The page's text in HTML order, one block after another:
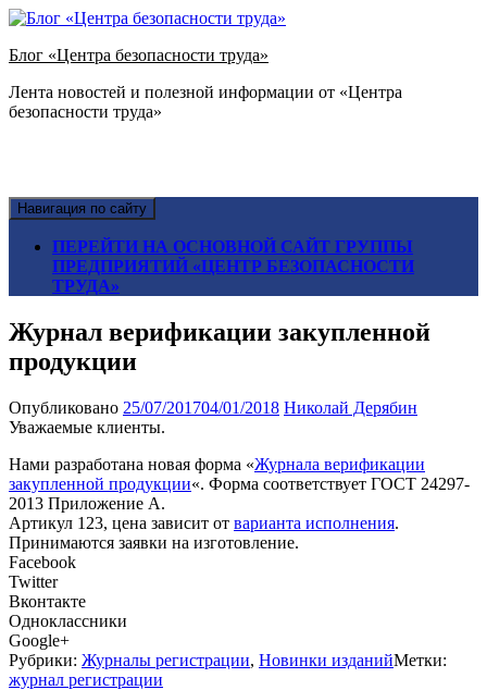
Блог «Центра безопасности труда»
Лента новостей и полезной информации от «Центра
безопасности труда»
Навигация по сайту
ПЕРЕЙТИ НА ОСНОВНОЙ САЙТ ГРУППЫ
ПРЕДПРИЯТИЙ «ЦЕНТР БЕЗОПАСНОСТИ
ТРУДА»
Журнал верификации закупленной
продукции
Опубликовано 25/07/201704/01/2018 Николай Дерябин
Уважаемые клиенты.
Нами разработана новая форма «Журнала верификации
закупленной продукции«. Форма соответствует ГОСТ 24297-
2013 Приложение А.
Артикул 123, цена зависит от варианта исполнения.
Принимаются заявки на изготовление.
Facebook
Twitter
Вконтакте
Одноклассники
Google+
Рубрики: Журналы регистрации, Новинки изданийМетки:
журнал регистрации